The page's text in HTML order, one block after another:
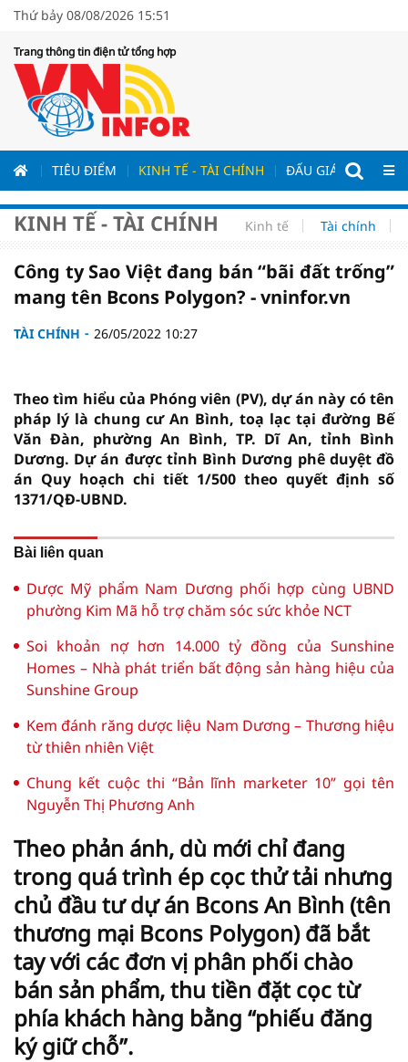
Thứ bảy 08/08/2026 15:51
Trang thông tin điện tử tổng hợp
TIÊU ĐIỂM KINH TẾ - TÀI CHÍNH ĐẤU GIÁ - ĐẤU
KINH TẾ - TÀI CHÍNH Kinh tế Tài chính
Công ty Sao Việt đang bán “bãi đất trống”
mang tên Bcons Polygon? - vninfor.vn
TÀI CHÍNH 26/05/2022 10:27
Theo tìm hiểu của Phóng viên (PV), dự án này có tên
pháp lý là chung cư An Bình, toạ lạc tại đường Bế
Văn Đàn, phường An Bình, TP. Dĩ An, tỉnh Bình
Dương. Dự án được tỉnh Bình Dương phê duyệt đồ
án Quy hoạch chi tiết 1/500 theo quyết định số
1371/QĐ-UBND.
Bài liên quan
Dược Mỹ phẩm Nam Dương phối hợp cùng UBND
phường Kim Mã hỗ trợ chăm sóc sức khỏe NCT
Soi khoản nợ hơn 14.000 tỷ đồng của Sunshine
Homes – Nhà phát triển bất động sản hàng hiệu của
Sunshine Group
Kem đánh răng dược liệu Nam Dương – Thương hiệu
từ thiên nhiên Việt
Chung kết cuộc thi “Bản lĩnh marketer 10” gọi tên
Nguyễn Thị Phương Anh
Theo phản ánh, dù mới chỉ đang
trong quá trình ép cọc thử tải nhưng
chủ đầu tư dự án Bcons An Bình (tên
thương mại Bcons Polygon) đã bắt
tay với các đơn vị phân phối chào
bán sản phẩm, thu tiền đặt cọc từ
phía khách hàng bằng “phiếu đăng
ký giữ chỗ”.